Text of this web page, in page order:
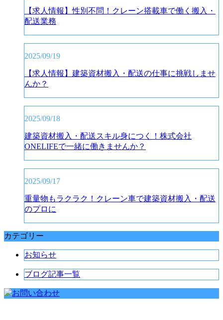
【求人情報】性別不問！クレーン搭載車で働く搬入・
配送業務
2025/09/19
【求人情報】建築資材搬入・配送の仕事に挑戦しませ
んか？
2025/09/18
建築資材搬入・配送スキル身につく！株式会社
ONELIFEで一緒に働きませんか？
2025/09/17
重量物もラクラク！クレーン車で建築資材搬入・配送
のプロに
カテゴリー
お知らせ
ブログ記事一覧